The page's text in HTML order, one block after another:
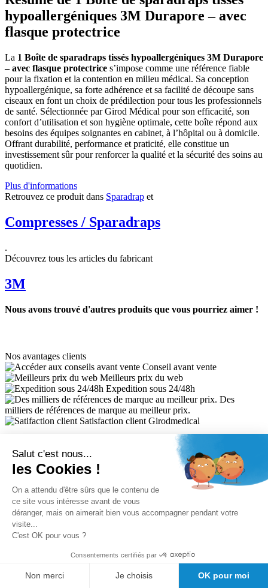
hypoallergéniques 3M Durapore – avec
flasque protectrice
La 1 Boîte de sparadraps tissés hypoallergéniques 3M Durapore
– avec flasque protectrice s’impose comme une référence fiable
pour la fixation et la contention en milieu médical. Sa conception
hypoallergénique, sa forte adhérence et sa facilité de découpe sans
ciseaux en font un choix de prédilection pour tous les professionnels
de santé. Sélectionnée par Girod Médical pour son efficacité, son
confort d’utilisation et son hygiène optimale, cette boîte répond aux
besoins des équipes soignantes en cabinet, à l’hôpital ou à domicile.
Offrant durabilité, performance et praticité, elle constitue un
investissement sûr pour renforcer la qualité et la sécurité des soins au
quotidien.
Plus d'informations
Retrouvez ce produit dans Sparadrap et
Compresses / Sparadraps
.
Découvrez tous les articles du fabricant
3M
Nous avons trouvé d'autres produits que vous pourriez aimer !
Nos avantages clients
Conseil avant vente
Meilleurs prix du web
Expedition sous 24/48h
Des
milliers de références de marque au meilleur prix.
Satisfaction client Girodmedical
Inscrivez-vous à la newsletter et profitez de 5% de réduction
Inscription
5% de remise valable sur votre prochaine commande de matériel
Offres promotionnelles, nouveautés, dernières tendances : soyez les
Salut c'est nous...
les Cookies !
On a attendu d'être sûrs que le contenu de
ce site vous intéresse avant de vous
déranger, mais on aimerait bien vous accompagner pendant votre
visite...
C'est OK pour vous ?
Consentements certifiés par
Non merci Je choisis OK pour moi